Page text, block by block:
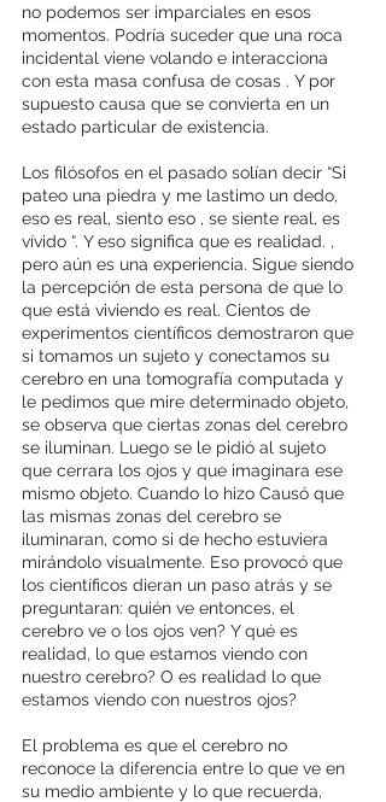
no podemos ser imparciales en esos
momentos. Podría suceder que una roca
incidental viene volando e interacciona
con esta masa confusa de cosas . Y por
supuesto causa que se convierta en un
estado particular de existencia.
Los filósofos en el pasado solían decir “Si
pateo una piedra y me lastimo un dedo,
eso es real, siento eso , se siente real, es
vívido “. Y eso significa que es realidad. ,
pero aún es una experiencia. Sigue siendo
la percepción de esta persona de que lo
que está viviendo es real. Cientos de
experimentos científicos demostraron que
si tomamos un sujeto y conectamos su
cerebro en una tomografía computada y
le pedimos que mire determinado objeto,
se observa que ciertas zonas del cerebro
se iluminan. Luego se le pidió al sujeto
que cerrara los ojos y que imaginara ese
mismo objeto. Cuando lo hizo Causó que
las mismas zonas del cerebro se
iluminaran, como si de hecho estuviera
mirándolo visualmente. Eso provocó que
los científicos dieran un paso atrás y se
preguntaran: quién ve entonces, el
cerebro ve o los ojos ven? Y qué es
realidad, lo que estamos viendo con
nuestro cerebro? O es realidad lo que
estamos viendo con nuestros ojos?
El problema es que el cerebro no
reconoce la diferencia entre lo que ve en
su medio ambiente y lo que recuerda,